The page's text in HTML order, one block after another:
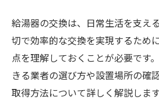
給湯器の交換は、日常生活を支え
切で効率的な交換を実現するため
点を理解しておくことが必要です
きる業者の選び方や設置場所の確
取得方法について詳しく解説しま